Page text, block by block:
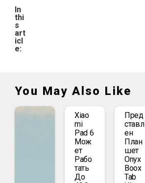
In
thi
s
art
icl
e:
You May Also Like
Xiao
Mi
Pad 6
Мож
Ет
Рабо
Тать
До
Пред
Ставл
Ен
План
Шет
Onyx
Boox
Tab